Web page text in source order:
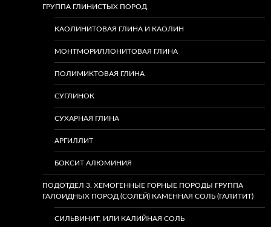
ГРУППА ГЛИНИСТЫХ ПОРОД
КАОЛИНИТОВАЯ ГЛИНА И КАОЛИН
МОНТМОРИЛЛОНИТОВАЯ ГЛИНА
ПОЛИМИКТОВАЯ ГЛИНА
СУГЛИНОК
СУХАРНАЯ ГЛИНА
АРГИЛЛИТ
БОКСИТ АЛЮМИНИЯ
ПОДОТДЕЛ 3. ХЕМОГЕННЫЕ ГОРНЫЕ ПОРОДЫ ГРУППА
ГАЛОИДНЫХ ПОРОД (СОЛЕЙ) КАМЕННАЯ СОЛЬ (ГАЛИТИТ)
СИЛЬВИНИТ, ИЛИ КАЛИЙНАЯ СОЛЬ